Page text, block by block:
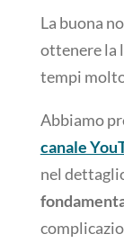
La buona
ottenere la
tempi
Abbiamo
canale
nel